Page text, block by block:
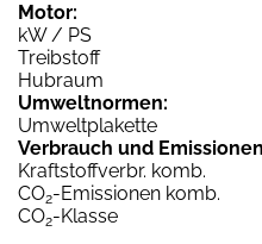
Motor:
kW / PS
Treibstoff
Hubraum
Umweltnormen:
Umweltplakette
Verbrauch und
Kraftstoffverbr. komb.
CO2-Emissionen komb.
CO2-Klasse